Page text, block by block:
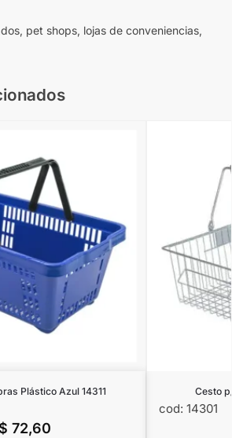
pet shops, lojas de conveniencias,
Plástico Azul 14311
72,60
Cesto
cod: 14301